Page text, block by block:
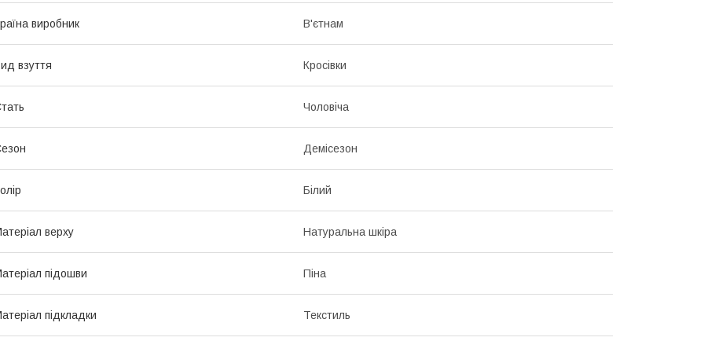
виробник В'єтнам
взуття Кросівки
Чоловіча
Демісезон
Білий
верху Натуральна шкіра
підошви Піна
підкладки Текстиль